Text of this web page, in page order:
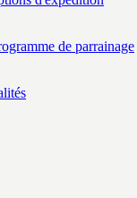
de parrainage